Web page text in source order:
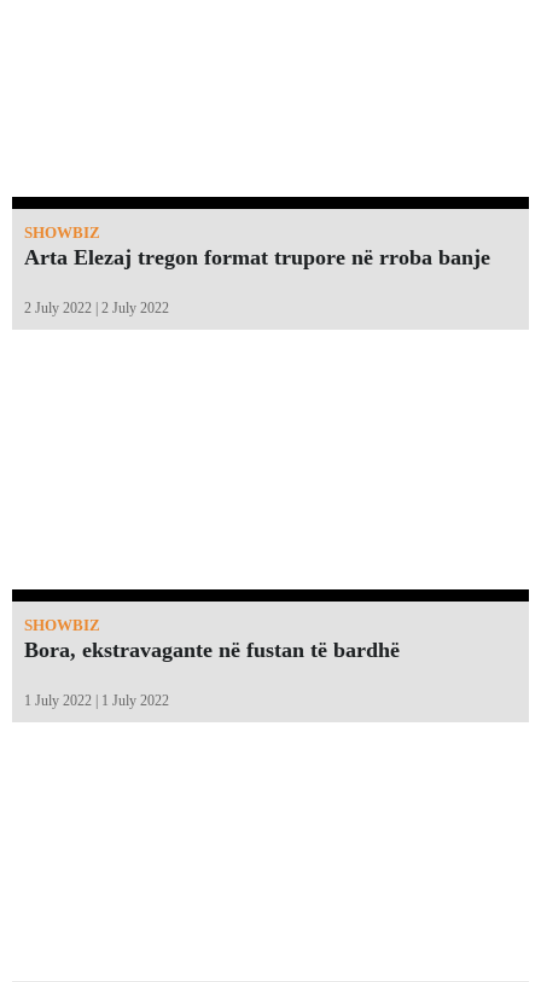
SHOWBIZ
Arta Elezaj tregon format trupore në rroba banje
2 July 2022 | 2 July 2022
SHOWBIZ
Bora, ekstravagante në fustan të bardhë
1 July 2022 | 1 July 2022